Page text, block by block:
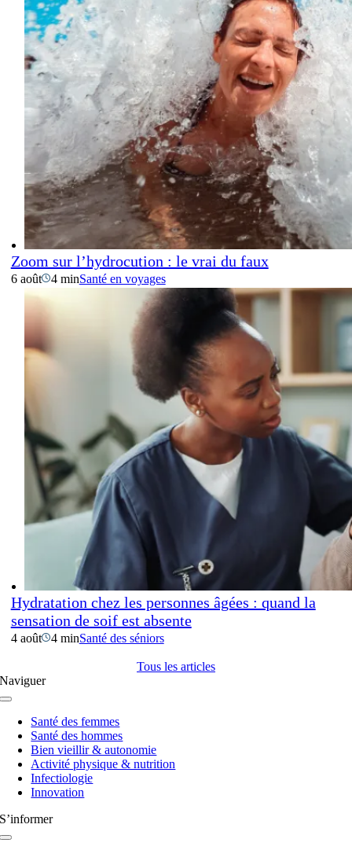
Zoom sur l’hydrocution : le vrai du faux
6 août 4 minSanté en voyages
Hydratation chez les personnes âgées : quand la
sensation de soif est absente
4 août 4 minSanté des séniors
Tous les articles
Naviguer
Navigation
basculeSanté des femmes
Santé des hommes
Bien vieillir & autonomie
Activité physique & nutrition
Infectiologie
Innovation
S’informer
Navigation